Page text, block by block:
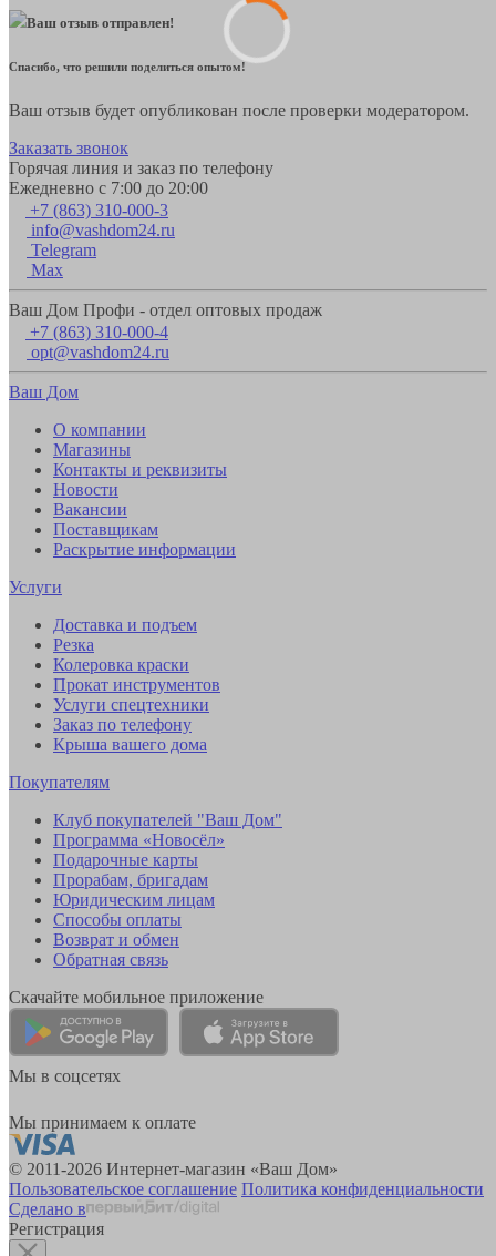
Ваш отзыв отправлен!
Спасибо, что решили поделиться опытом!
Ваш отзыв будет опубликован после проверки модератором.
Заказать звонок
Горячая линия и заказ по телефону
Ежедневно с 7:00 до 20:00
+7 (863) 310-000-3
info@vashdom24.ru
Telegram
Max
Ваш Дом Профи - отдел оптовых продаж
+7 (863) 310-000-4
opt@vashdom24.ru
Ваш Дом
О компании
Магазины
Контакты и реквизиты
Новости
Вакансии
Поставщикам
Раскрытие информации
Услуги
Доставка и подъем
Резка
Колеровка краски
Прокат инструментов
Услуги спецтехники
Заказ по телефону
Крыша вашего дома
Покупателям
Клуб покупателей "Ваш Дом"
Программа «Новосёл»
Подарочные карты
Прорабам, бригадам
Юридическим лицам
Способы оплаты
Возврат и обмен
Обратная связь
Скачайте мобильное приложение
Мы в соцсетях
Мы принимаем к оплате
© 2011-2026 Интернет-магазин «Ваш Дом»
Пользовательское соглашение Политика конфиденциальности
Сделано в
Регистрация